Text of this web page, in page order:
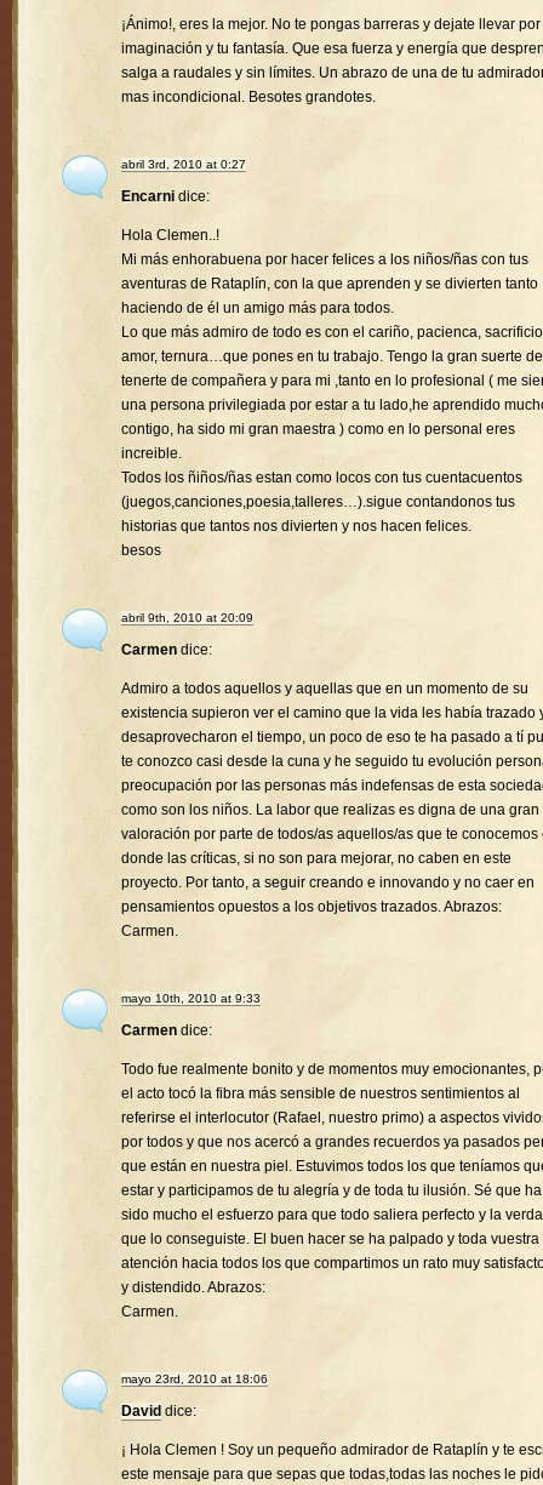
¡Ánimo!, eres la mejor. No te pongas barreras y dejate llevar por
imaginación y tu fantasía. Que esa fuerza y energía que
salga a raudales y sin límites. Un abrazo de una de tu
mas incondicional. Besotes grandotes.
abril 3rd, 2010 at 0:27
Encarni dice:
Hola Clemen..!
Mi más enhorabuena por hacer felices a los niños/ñas con tus
aventuras de Rataplín, con la que aprenden y se divierten tanto
haciendo de él un amigo más para todos.
Lo que más admiro de todo es con el cariño, pacienca,
amor, ternura…que pones en tu trabajo. Tengo la gran suerte de
tenerte de compañera y para mi ,tanto en lo profesional ( me
una persona privilegiada por estar a tu lado,he aprendido
contigo, ha sido mi gran maestra ) como en lo personal eres
increible.
Todos los ñiños/ñas estan como locos con tus cuentacuentos
(juegos,canciones,poesia,talleres…).sigue contandonos tus
historias que tantos nos divierten y nos hacen felices.
besos
abril 9th, 2010 at 20:09
Carmen dice:
Admiro a todos aquellos y aquellas que en un momento de su
existencia supieron ver el camino que la vida les había trazado
desaprovecharon el tiempo, un poco de eso te ha pasado a tí
te conozco casi desde la cuna y he seguido tu evolución
preocupación por las personas más indefensas de esta
como son los niños. La labor que realizas es digna de una gran
valoración por parte de todos/as aquellos/as que te conocemos
donde las críticas, si no son para mejorar, no caben en este
proyecto. Por tanto, a seguir creando e innovando y no caer en
pensamientos opuestos a los objetivos trazados. Abrazos:
Carmen.
mayo 10th, 2010 at 9:33
Carmen dice:
Todo fue realmente bonito y de momentos muy emocionantes,
el acto tocó la fibra más sensible de nuestros sentimientos al
referirse el interlocutor (Rafael, nuestro primo) a aspectos
por todos y que nos acercó a grandes recuerdos ya pasados
que están en nuestra piel. Estuvimos todos los que teníamos
estar y participamos de tu alegría y de toda tu ilusión. Sé que ha
sido mucho el esfuerzo para que todo saliera perfecto y la
que lo conseguiste. El buen hacer se ha palpado y toda vuestra
atención hacia todos los que compartimos un rato muy
y distendido. Abrazos:
Carmen.
mayo 23rd, 2010 at 18:06
David dice:
¡ Hola Clemen ! Soy un pequeño admirador de Rataplín y te
este mensaje para que sepas que todas,todas las noches le